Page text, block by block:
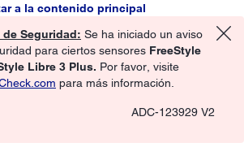
a la contenido principal
Seguridad: Se ha iniciado un aviso
para ciertos sensores FreeStyle
Libre 3 Plus. Por favor, visite
para más información.
ADC-123929 V2